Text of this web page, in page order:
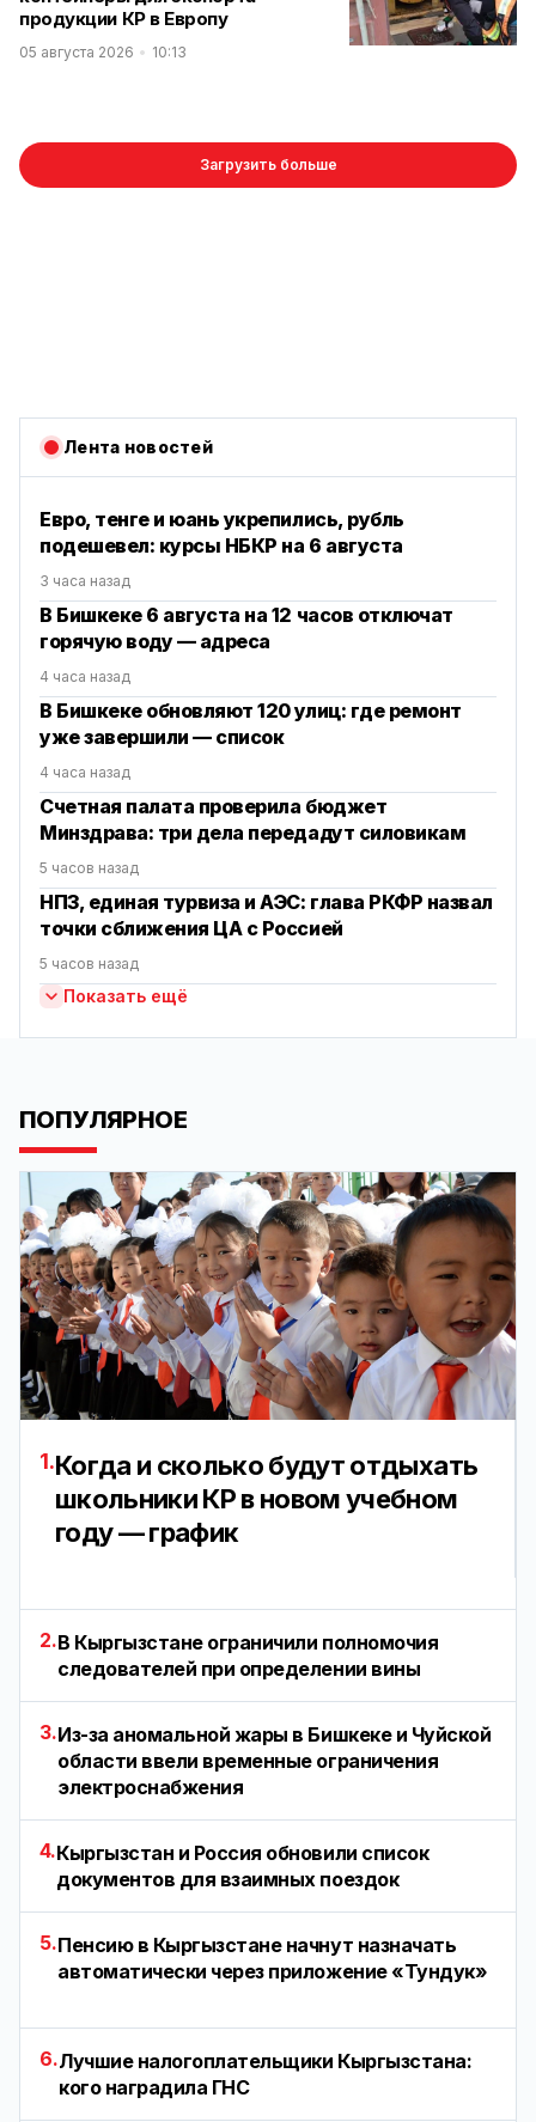
продукции КР в Европу
05 августа 2026 10:13
Загрузить больше
Лента новостей
Евро, тенге и юань укрепились, рубль
подешевел: курсы НБКР на 6 августа
3 часа назад
В Бишкеке 6 августа на 12 часов отключат
горячую воду — адреса
4 часа назад
В Бишкеке обновляют 120 улиц: где ремонт
уже завершили — список
4 часа назад
Счетная палата проверила бюджет
Минздрава: три дела передадут силовикам
5 часов назад
НПЗ, единая турвиза и АЭС: глава РКФР назвал
точки сближения ЦА с Россией
5 часов назад
Показать ещё
ПОПУЛЯРНОЕ
1.Когда и сколько будут отдыхать
школьники КР в новом учебном
году — график
2.В Кыргызстане ограничили полномочия
следователей при определении вины
3.Из-за аномальной жары в Бишкеке и Чуйской
области ввели временные ограничения
электроснабжения
4.Кыргызстан и Россия обновили список
документов для взаимных поездок
5.Пенсию в Кыргызстане начнут назначать
автоматически через приложение «Тундук»
6.Лучшие налогоплательщики Кыргызстана:
кого наградила ГНС